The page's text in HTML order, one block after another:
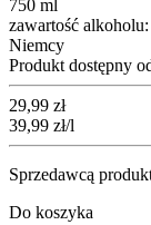
750 ml
zawartość alkoholu:
Niemcy
Produkt dostępny
Cena
29,99 zł
39,99 zł/l
Sprzedawcą
Do koszyka